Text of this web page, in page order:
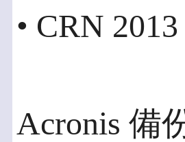
• CRN
Acronis 備